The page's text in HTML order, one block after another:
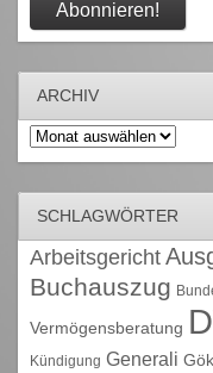
ARCHIV
Archiv
SCHLAGWÖRTER
Arbeitsgericht
Buchauszug
Vermögensberatung
Kündigung Generali